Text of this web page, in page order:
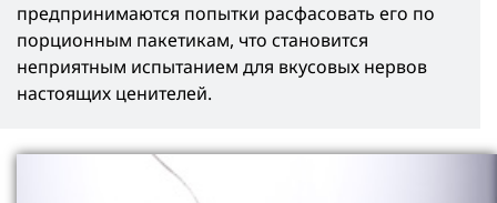
предпринимаются попытки расфасовать его по
порционным пакетикам, что становится
неприятным испытанием для вкусовых нервов
настоящих ценителей.